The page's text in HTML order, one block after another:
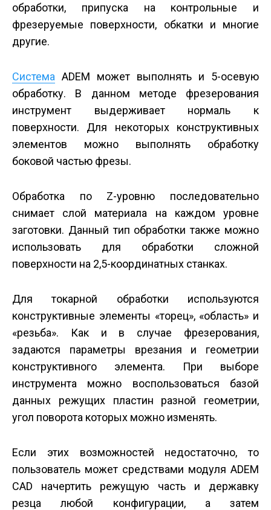
обработки, припуска на контрольные и
фрезеруемые поверхности, обкатки и многие
другие.
Система ADEM может выполнять и 5-осевую
обработку. В данном методе фрезерования
инструмент выдерживает нормаль к
поверхности. Для некоторых конструктивных
элементов можно выполнять обработку
боковой частью фрезы.
Обработка по Z-уровню последовательно
снимает слой материала на каждом уровне
заготовки. Данный тип обработки также можно
использовать для обработки сложной
поверхности на 2,5-координатных станках.
Для токарной обработки используются
конструктивные элементы «торец», «область» и
«резьба». Как и в случае фрезерования,
задаются параметры врезания и геометрии
конструктивного элемента. При выборе
инструмента можно воспользоваться базой
данных режущих пластин разной геометрии,
угол поворота которых можно изменять.
Если этих возможностей недостаточно, то
пользователь может средствами модуля ADEM
CAD начертить режущую часть и державку
резца любой конфигурации, а затем